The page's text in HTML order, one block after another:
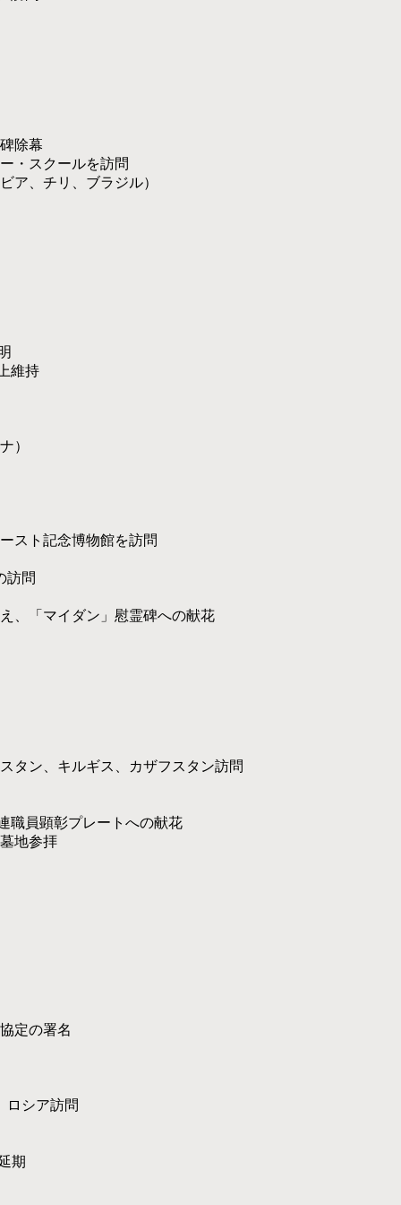
除幕
・スクールを訪問
ア、チリ、ブラジル）
維持
）
スト記念博物館を訪問
訪問
、「マイダン」慰霊碑への献花
タン、キルギス、カザフスタン訪問
職員顕彰プレートへの献花
地参拝
定の署名
ロシア訪問
期